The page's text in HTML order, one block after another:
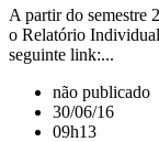
A partir do semestre
o Relatório
seguinte link:...
não publicado
30/06/16
09h13